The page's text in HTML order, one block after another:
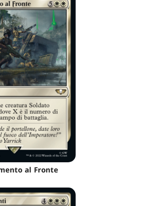
al Fronte